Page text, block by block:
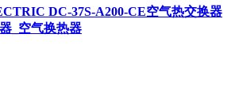
DC-37S-A200-CE空气热交换器
_空气换热器